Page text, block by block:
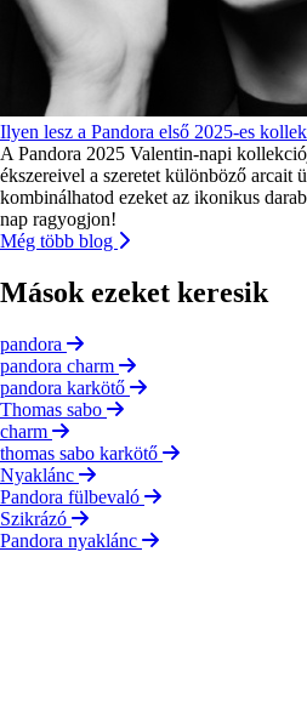
Ilyen lesz a Pandora első 2025-es
A Pandora 2025 Valentin-napi
ékszereivel a szeretet különböző arcait
kombinálhatod ezeket az ikonikus
nap ragyogjon!
Még több blog
Mások ezeket keresik
pandora
pandora charm
pandora karkötő
Thomas sabo
charm
thomas sabo karkötő
Nyaklánc
Pandora fülbevaló
Szikrázó
Pandora nyaklánc